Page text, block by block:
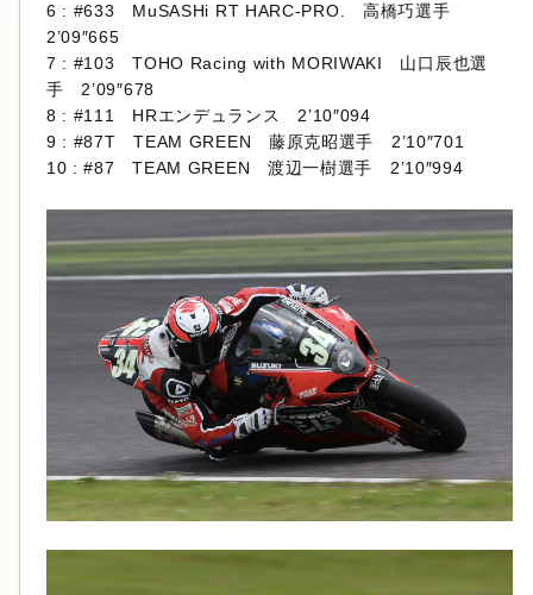
6 : #633 MuSASHi RT HARC-PRO. 高橋巧選手
2’09″665
7 : #103 TOHO Racing with MORIWAKI 山口辰也選
手 2’09″678
8 : #111 HRエンデュランス 2’10″094
9 : #87T TEAM GREEN 藤原克昭選手 2’10″701
10 : #87 TEAM GREEN 渡辺一樹選手 2’10″994